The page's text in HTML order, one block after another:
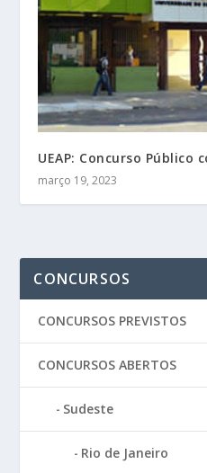
UEAP: Concurso Público
março 19, 2023
CONCURSOS
CONCURSOS PREVISTOS
CONCURSOS ABERTOS
Sudeste
Rio de Janeiro